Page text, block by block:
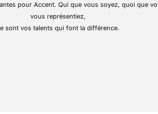
pour Accent. Qui que vous soyez, quoi que
vous représentiez,
sont vos talents qui font la différence.